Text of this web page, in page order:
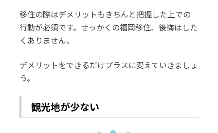
移住の際はデメリットもきちんと把握した上での
行動が必須です。せっかくの福岡移住、後悔はした
くありません。
デメリットをできるだけプラスに変えていきましょ
う。
観光地が少ない